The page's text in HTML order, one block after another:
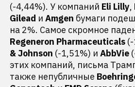
(-4,44%). У компаний Eli Lilly,
Gilead и Amgen бумаги
на 2%. Самое скромное
Regeneron Pharmaceuticals
& Johnson (-1,51%) и AbbVie
этих компаний, письма
также непубличные